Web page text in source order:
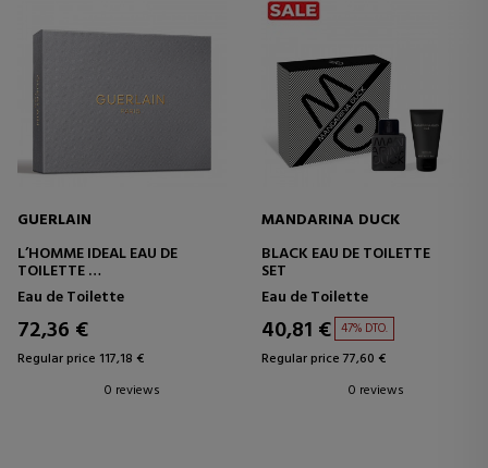
GUERLAIN
L’HOMME IDEAL EAU DE
TOILETTE
SET
Eau de Toilette
72,36 €
Regular price 117,18 €
0 reviews
MANDARINA DUCK
BLACK EAU DE TOILETTE
SET
Eau de Toilette
40,81 € 47% DTO.
Regular price 77,60 €
0 reviews